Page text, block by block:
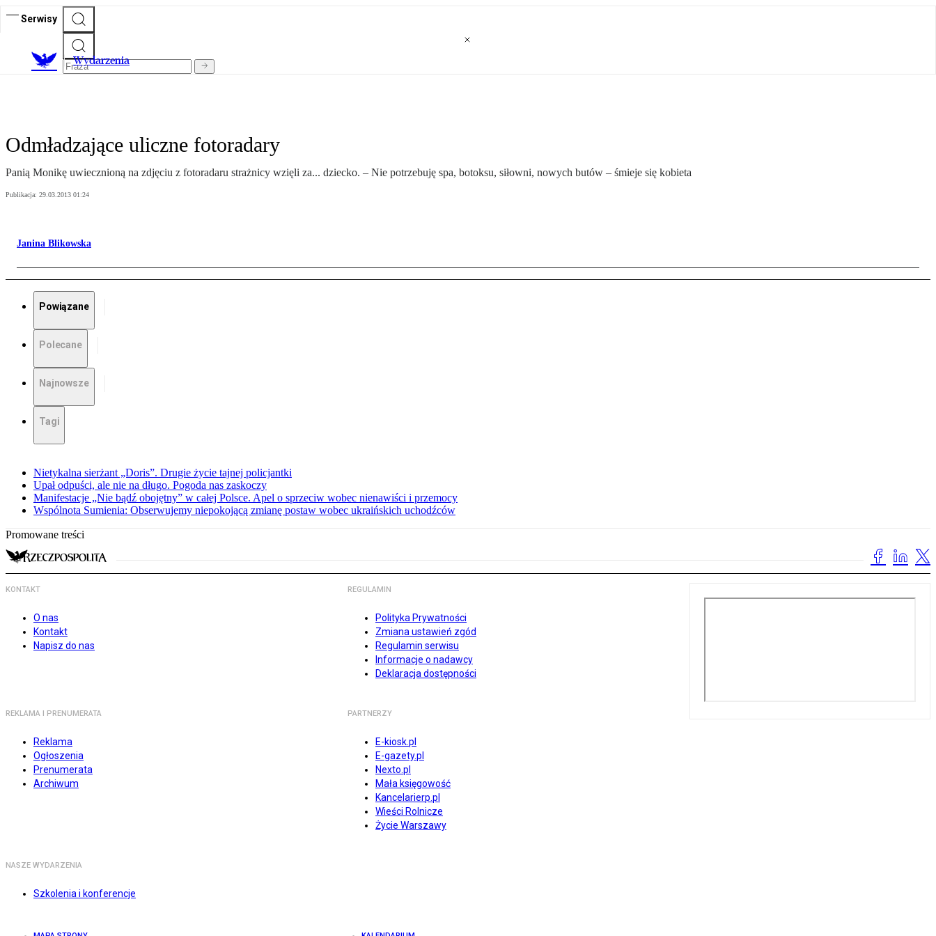
Serwisy
Wydarzenia
Odmładzające uliczne fotoradary
Panią Monikę uwiecznioną na zdjęciu z fotoradaru strażnicy wzięli za... dziecko. – Nie potrzebuję spa, botoksu, siłowni, nowych butów – śmieje się kobieta
Publikacja: 29.03.2013 01:24
Janina Blikowska
Powiązane
Polecane
Najnowsze
Tagi
Nietykalna sierżant „Doris”. Drugie życie tajnej policjantki
Upał odpuści, ale nie na długo. Pogoda nas zaskoczy
Manifestacje „Nie bądź obojętny” w całej Polsce. Apel o sprzeciw wobec nienawiści i przemocy
Wspólnota Sumienia: Obserwujemy niepokojącą zmianę postaw wobec ukraińskich uchodźców
Promowane treści
KONTAKT
O nas
Kontakt
Napisz do nas
REGULAMIN
Polityka Prywatności
Zmiana ustawień zgód
Regulamin serwisu
Informacje o nadawcy
Deklaracja dostępności
REKLAMA I PRENUMERATA
Reklama
Ogłoszenia
Prenumerata
Archiwum
PARTNERZY
E-kiosk.pl
E-gazety.pl
Nexto.pl
Mała księgowość
Kancelarierp.pl
Wieści Rolnicze
Życie Warszawy
NASZE WYDARZENIA
Szkolenia i konferencje